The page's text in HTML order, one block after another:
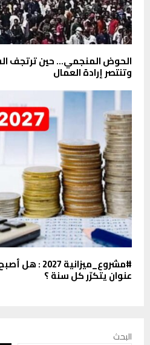
الحوض المنجمي… حين ترتجف
وتنتصر إرادة العمال
عنوان يتكرّر كل سنة ؟
البحث